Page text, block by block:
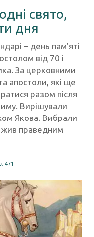
свято,
дня
– день пам’яті
від 70 і
За церковними
апостоли, які ще
разом після
Вирішували
Якова. Вибрали
жив праведним
471